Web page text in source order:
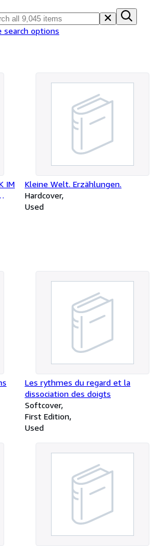
search options
IM
Kleine Welt. Erzählungen.
Hardcover
Used
Les rythmes du regard et la
dissociation des doigts
Softcover
First Edition
Used